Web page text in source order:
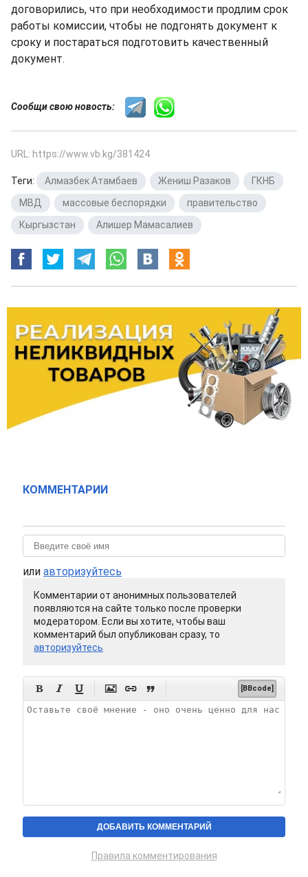
договорились, что при необходимости продлим срок
работы комиссии, чтобы не подгонять документ к
сроку и постараться подготовить качественный
документ.
Сообщи свою новость:
URL: https://www.vb.kg/381424
Теги: Алмазбек Атамбаев Жениш Разаков ГКНБ
МВД
массовые беспорядки правительство
Кыргызстан
Алишер Мамасалиев
КОММЕНТАРИИ
или авторизуйтесь
Комментарии от анонимных пользователей
появляются на сайте только после проверки
модератором. Если вы хотите, чтобы ваш
комментарий был опубликован сразу, то
авторизуйтесь
      [BBcode]
Правила комментирования